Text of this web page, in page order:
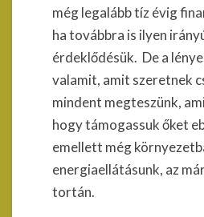
még legalább tíz évig
ha továbbra is ilyen
érdeklődésük. De a
valamit, amit szeretnek
mindent megteszünk,
hogy támogassuk őket
emellett még
energiaellátásunk, az
tortán.